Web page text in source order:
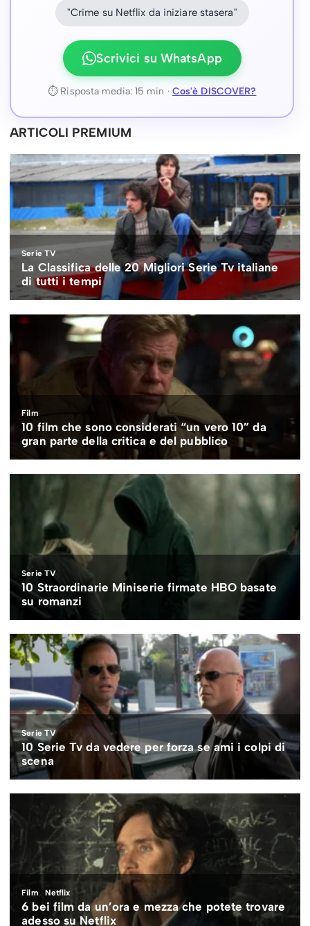
"Crime su Netflix da iniziare stasera"
Scrivici su WhatsApp
⏱ Risposta media: 15 min · Cos'è DISCOVER?
ARTICOLI PREMIUM